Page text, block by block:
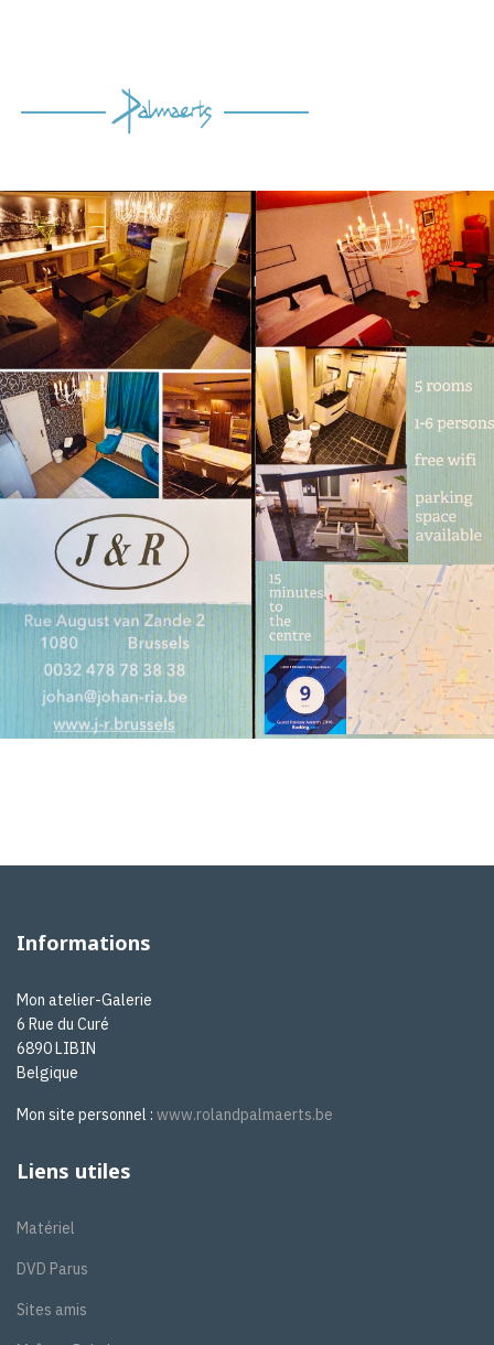
Informations
Mon atelier-Galerie
6 Rue du Curé
6890 LIBIN
Belgique
Mon site personnel : www.rolandpalmaerts.be
Liens utiles
Matériel
DVD Parus
Sites amis